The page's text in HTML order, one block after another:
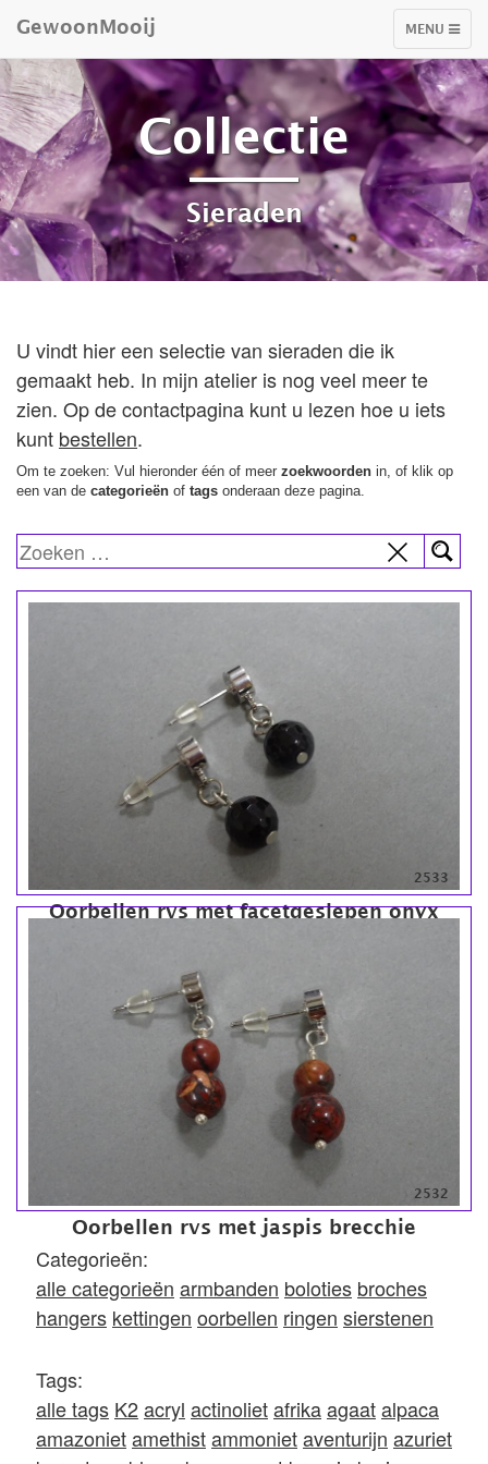
TOGGLE
MENU
GewoonMooij
Collectie
Sieraden
U vindt hier een selectie van sieraden die ik
gemaakt heb. In mijn atelier is nog veel meer te
zien. Op de contactpagina kunt u lezen hoe u iets
kunt bestellen.
Om te zoeken: Vul hieronder één of meer zoekwoorden in, of klik op
een van de categorieën of tags onderaan deze pagina.
Oorbellen rvs met facetgeslepen onyx
2533
Oorbellen rvs met jaspis brecchie
2532
Categorieën:
alle categorieën armbanden boloties broches
hangers kettingen oorbellen ringen sierstenen
Tags:
alle tags K2acryl actinolietafrikaagaatalpaca
amazonietamethistammonietaventurijn azuriet